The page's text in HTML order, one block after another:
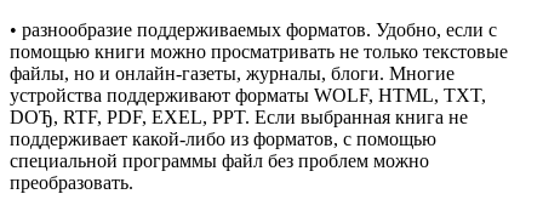
• разнообразие поддерживаемых форматов. Удобно, если с
помощью книги можно просматривать не только текстовые
файлы, но и онлайн-газеты, журналы, блоги. Многие
устройства поддерживают форматы WOLF, HTML, TXT,
DOЂ, RTF, PDF, EXEL, PPT. Если выбранная книга не
поддерживает какой-либо из форматов, с помощью
специальной программы файл без проблем можно
преобразовать.